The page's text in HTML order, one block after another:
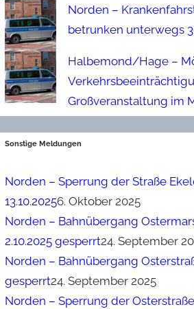
Norden –
betrunken unterwegs
Halbemond/Hage –
Großveranstaltung im
Sonstige Meldungen
Norden – Sperrung der Straße
13.10.20256. Oktober 2025
Norden – Bahnübergang
2.10.2025 gesperrt24. September
Norden – Bahnübergang
gesperrt24. September 2025
Norden – Sperrung der